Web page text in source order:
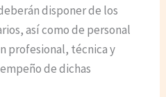
disponer de los
así como de personal
profesional, técnica y
de dichas